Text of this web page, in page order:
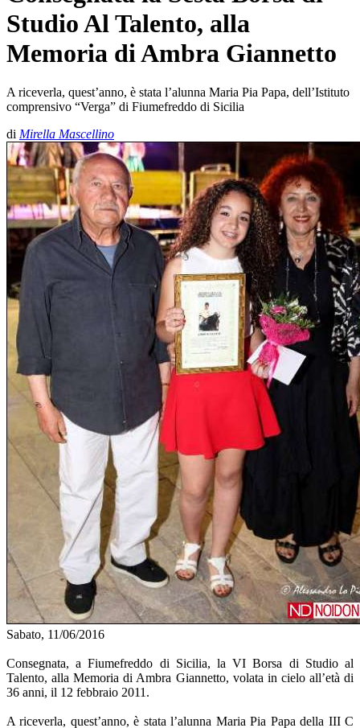
Studio Al Talento, alla
Memoria di Ambra Giannetto
A riceverla, quest’anno, è stata l’alunna Maria Pia Papa, dell’Istituto
comprensivo “Verga” di Fiumefreddo di Sicilia
di Mirella Mascellino
Sabato, 11/06/2016
Consegnata, a Fiumefreddo di Sicilia, la VI Borsa di Studio al
Talento, alla Memoria di Ambra Giannetto, volata in cielo all’età di
36 anni, il 12 febbraio 2011.
A riceverla, quest’anno, è stata l’alunna Maria Pia Papa della III C